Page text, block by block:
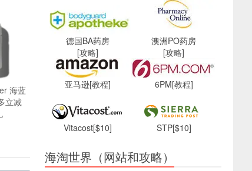
海蓝
立减
德国BA药房
[攻略]
澳洲PO药房
[攻略]
亚马逊[教程] 6PM[教程]
Vitacost[$10] STP[$10]
海淘世界（网站和攻略）